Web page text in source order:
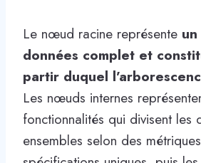
Le nœud racine représente
données complet et
partir duquel
Les nœuds internes
fonctionnalités qui divisent les
ensembles selon des